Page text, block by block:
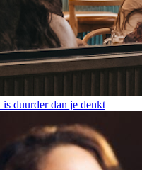
duurder dan je denkt